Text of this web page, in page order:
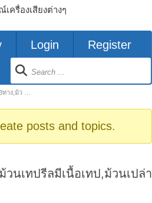
ครื่องเสียงต่างๆ
Login Register
ทาง,ม้ว …
posts and topics.
นเทปรีลมีเนื้อเทป,ม้วนเปล่า